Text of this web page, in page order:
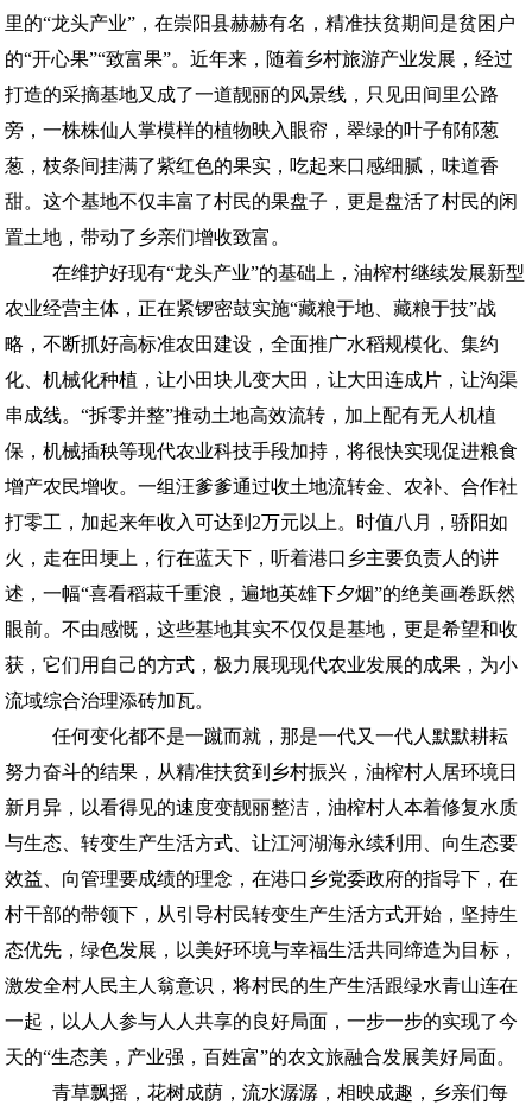
里的“龙头产业”，在崇阳县赫赫有名，精准扶贫期间是贫困户
的“开心果”“致富果”。近年来，随着乡村旅游产业发展，经过
打造的采摘基地又成了一道靓丽的风景线，只见田间里公路
旁，一株株仙人掌模样的植物映入眼帘，翠绿的叶子郁郁葱
葱，枝条间挂满了紫红色的果实，吃起来口感细腻，味道香
甜。这个基地不仅丰富了村民的果盘子，更是盘活了村民的闲
置土地，带动了乡亲们增收致富。
在维护好现有“龙头产业”的基础上，油榨村继续发展新型
农业经营主体，正在紧锣密鼓实施“藏粮于地、藏粮于技”战
略，不断抓好高标准农田建设，全面推广水稻规模化、集约
化、机械化种植，让小田块儿变大田，让大田连成片，让沟渠
串成线。“拆零并整”推动土地高效流转，加上配有无人机植
保，机械插秧等现代农业科技手段加持，将很快实现促进粮食
增产农民增收。一组汪爹爹通过收土地流转金、农补、合作社
打零工，加起来年收入可达到2万元以上。时值八月，骄阳如
火，走在田埂上，行在蓝天下，听着港口乡主要负责人的讲
述，一幅“喜看稻菽千重浪，遍地英雄下夕烟”的绝美画卷跃然
眼前。不由感慨，这些基地其实不仅仅是基地，更是希望和收
获，它们用自己的方式，极力展现现代农业发展的成果，为小
流域综合治理添砖加瓦。
任何变化都不是一蹴而就，那是一代又一代人默默耕耘
努力奋斗的结果，从精准扶贫到乡村振兴，油榨村人居环境日
新月异，以看得见的速度变靓丽整洁，油榨村人本着修复水质
与生态、转变生产生活方式、让江河湖海永续利用、向生态要
效益、向管理要成绩的理念，在港口乡党委政府的指导下，在
村干部的带领下，从引导村民转变生产生活方式开始，坚持生
态优先，绿色发展，以美好环境与幸福生活共同缔造为目标，
激发全村人民主人翁意识，将村民的生产生活跟绿水青山连在
一起，以人人参与人人共享的良好局面，一步一步的实现了今
天的“生态美，产业强，百姓富”的农文旅融合发展美好局面。
青草飘摇，花树成荫，流水潺潺，相映成趣，乡亲们每